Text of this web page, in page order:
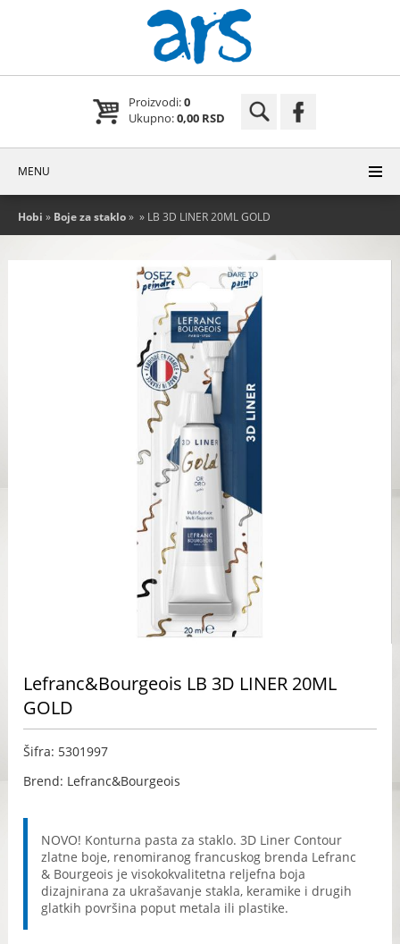
Proizvodi:0
Ukupno:0,00 RSD
MENU
Hobi » Boje za staklo» » LB 3D LINER 20ML GOLD
Lefranc&Bourgeois LB 3D LINER 20ML
GOLD
Šifra: 5301997
Brend: Lefranc&Bourgeois
NOVO! Konturna pasta za staklo. 3D Liner Contour
zlatne boje, renomiranog francuskog brenda Lefranc
& Bourgeois je visokokvalitetna reljefna boja
dizajnirana za ukrašavanje stakla, keramike i drugih
glatkih površina poput metala ili plastike.